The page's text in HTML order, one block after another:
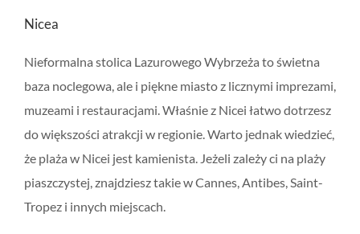
Nicea
Nieformalna stolica Lazurowego Wybrzeża to świetna
baza noclegowa, ale i piękne miasto z licznymi imprezami,
muzeami i restauracjami. Właśnie z Nicei łatwo dotrzesz
do większości atrakcji w regionie. Warto jednak wiedzieć,
że plaża w Nicei jest kamienista. Jeżeli zależy ci na plaży
piaszczystej, znajdziesz takie w Cannes, Antibes, Saint-
Tropez i innych miejscach.